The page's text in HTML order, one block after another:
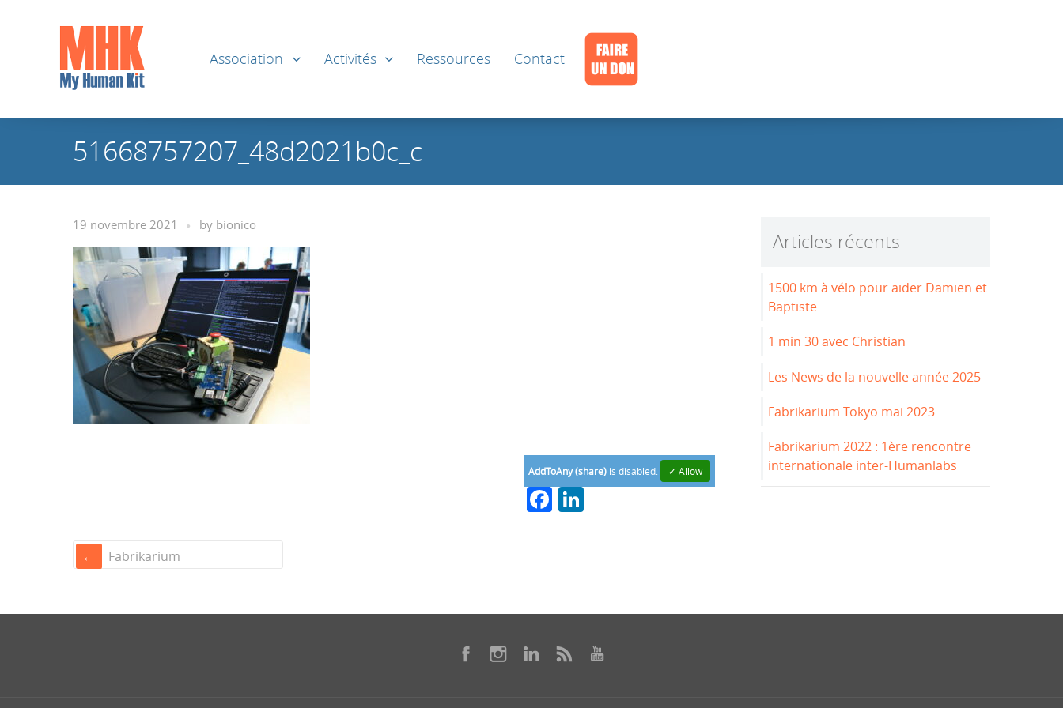
Association Activités Ressources Contact
51668757207_48d2021b0c_c
19 novembre 2021 by bionico
AddToAny (share) is disabled. ✓ Allow
Facebook
Fabrikarium
Articles récents
1500 km à vélo pour aider Damien et
Baptiste
1 min 30 avec Christian
Les News de la nouvelle année 2025
Fabrikarium Tokyo mai 2023
Fabrikarium 2022 : 1ère rencontre
internationale inter-Humanlabs